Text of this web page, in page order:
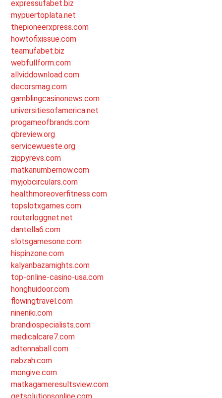
expressufabet.biz
mypuertoplata.net
thepioneerxpress.com
howtofixissue.com
teamufabet.biz
webfullform.com
allviddownload.com
decorsmag.com
gamblingcasinonews.com
universitiesofamerica.net
progameofbrands.com
qbreview.org
servicewueste.org
zippyrevs.com
matkanumbernow.com
myjobcirculars.com
healthmoreoverfitness.com
topslotxgames.com
routerloggnet.net
dantella6.com
slotsgamesone.com
hispinzone.com
kalyanbazarnights.com
top-online-casino-usa.com
honghuidoor.com
flowingtravel.com
nineniki.com
brandiospecialists.com
medicalcare7.com
adtennaball.com
nabzah.com
mongive.com
matkagameresultsview.com